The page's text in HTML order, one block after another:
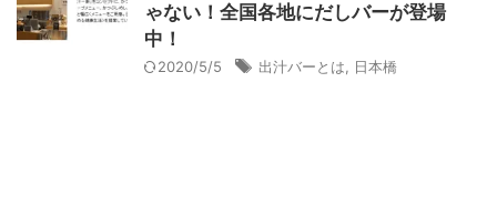
ゃない！全国各地にだしバーが登場
中！
2020/5/5 出汁バーとは 日本橋